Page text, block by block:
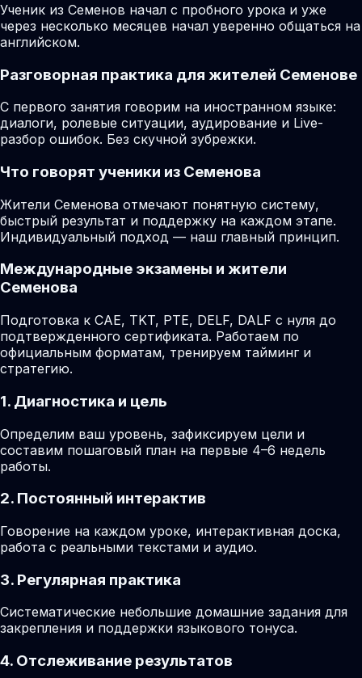
Ученик из Семенов начал с пробного урока и уже
через несколько месяцев начал уверенно общаться на
английском.
Разговорная практика для жителей Семенове
С первого занятия говорим на иностранном языке:
диалоги, ролевые ситуации, аудирование и Live-
разбор ошибок. Без скучной зубрежки.
Что говорят ученики из Семенова
Жители Семенова отмечают понятную систему,
быстрый результат и поддержку на каждом этапе.
Индивидуальный подход — наш главный принцип.
Международные экзамены и жители
Семенова
Подготовка к CAE, TKT, PTE, DELF, DALF с нуля до
подтвержденного сертификата. Работаем по
официальным форматам, тренируем тайминг и
стратегию.
1. Диагностика и цель
Определим ваш уровень, зафиксируем цели и
составим пошаговый план на первые 4–6 недель
работы.
2. Постоянный интерактив
Говорение на каждом уроке, интерактивная доска,
работа с реальными текстами и аудио.
3. Регулярная практика
Систематические небольшие домашние задания для
закрепления и поддержки языкового тонуса.
4. Отслеживание результатов